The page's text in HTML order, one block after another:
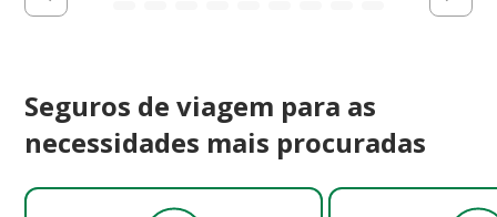
Seguros de viagem para as
necessidades mais procuradas